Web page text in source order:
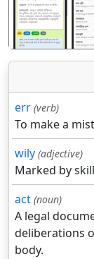
पिछला
err (verb)
To make a
wily (adjective)
Marked by
act (noun)
A legal
deliberations
body.